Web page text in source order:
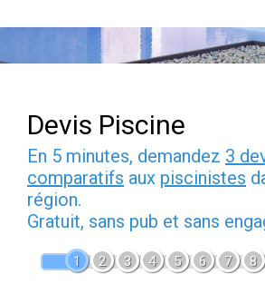
Devis Piscine
En 5 minutes, demandez 3
comparatifs aux piscinistes
région.
Gratuit, sans pub et sans
1 2 3 4 5 6 7 8